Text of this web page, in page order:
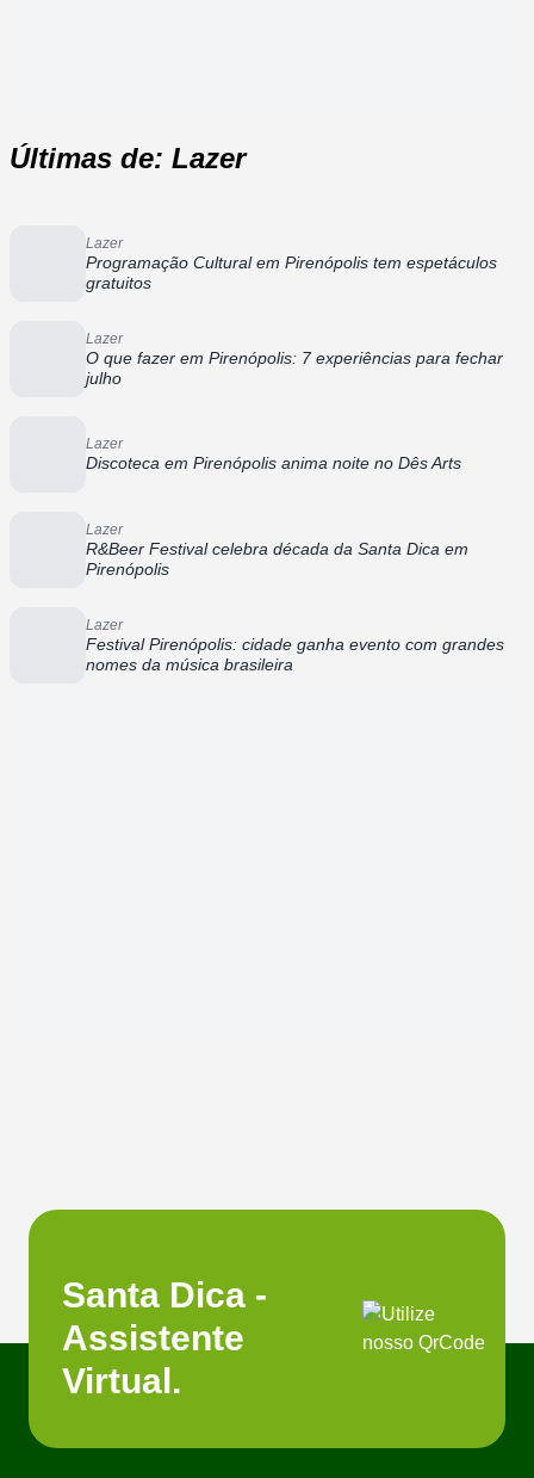
Últimas de: Lazer
Lazer
Programação Cultural em Pirenópolis tem espetáculos
gratuitos
Lazer
O que fazer em Pirenópolis: 7 experiências para fechar
julho
Lazer
Discoteca em Pirenópolis anima noite no Dês Arts
Lazer
R&Beer Festival celebra década da Santa Dica em
Pirenópolis
Lazer
Festival Pirenópolis: cidade ganha evento com grandes
nomes da música brasileira
Santa Dica -
Assistente
Virtual.